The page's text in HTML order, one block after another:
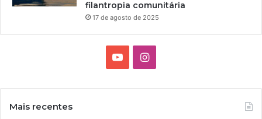
filantropia comunitária
17 de agosto de 2025
I
Mais recentes